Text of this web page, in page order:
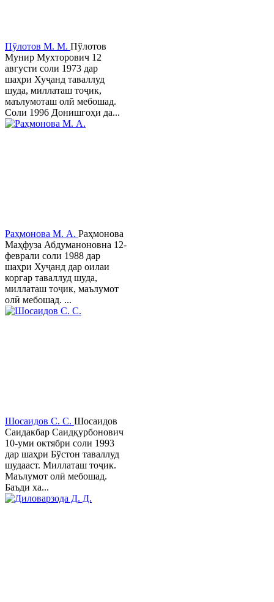
Пӯлотов М. М. Пўлотов
Мунир Мухторович 12
августи соли 1973 дар
шаҳри Хуҷанд таваллуд
шуда, миллаташ тоҷик,
маълумоташ олӣ мебошад.
Соли 1996 Донишгоҳи да...
Раҳмонова М. А. Раҳмонова
Маҳфуза Абдуманоновна 12-
феврали соли 1988 дар
шаҳри Хуҷанд дар оилаи
коргар таваллуд шуда,
миллаташ тоҷик, маълумот
олӣ мебошад. ...
Шосаидов С. С. Шосаидов
Саидакбар Саидқурбонович
10-уми октябри соли 1993
дар шаҳри Бўстон таваллуд
шудааст. Миллаташ тоҷик.
Маълумот олӣ мебошад.
Баъди ха...